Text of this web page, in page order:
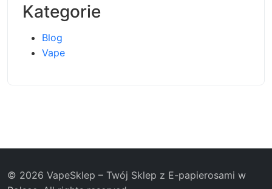
Kategorie
Blog
Vape
© 2026 VapeSklep – Twój Sklep z E-papierosami w